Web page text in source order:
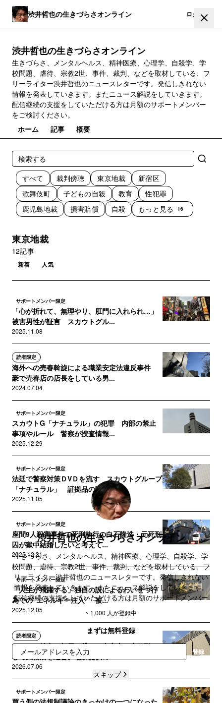
渋井哲也の生きづらさオンライン ログイン
渋井哲也の生きづらさオンライン
生きづらさ、メンタルヘルス、精神医療、心理学、自殺学、学
校問題、虐待、宗教2世、事件、裁判、などを取材している、フ
リーライター渋井哲也のニュースレターです。発信しきれない
情報を発表していきます。またニュース解説をしていきます。
配信継続の支援をしていただける方は月額のサポートメンバー
をご検討ください。
ホーム
記事 概要
すべて 裁判傍聴 東京地裁
新宿区
歌舞伎町
子どもの自殺 教育
性犯罪
鹿児島地裁
損害賠償 自殺 もっと見る 16
東京地裁
12記事
新着 人気
サポートメンバー限定
「心が折れて、無理やり、肛門に入れられ…」
被害男性が証言 スカウトグル...
2025.11.08
読者限定
海外への売春斡旋による職業安定法違反事件
豪で売春店の店長をしている男...
2024.07.04
サポートメンバー限定
スカウトG「ナチュラル」の犯罪 内部の禁止
事項やルール 警察が捜査情報...
2025.12.29
サポートメンバー限定
法廷で警察対策ＤVＤを流す スカウトグループ
「ナチュラル」 証拠品の動...
2025.11.05
サポートメンバー限定
座間9人殺害事件で死刑執行の白石隆浩・元死刑
囚が獄中結婚したいと考えて...
2025.12.31
サポートメンバー限定
「人生が飛躍する」独自の説によるわいせつ行
為での“エネルギー注入” 被...
2025.12.05
読者限定
ホテルの特定の部屋を貸し、事実上の店舗型と
して風俗店を経営。場所提供の...
2026.07.06
サポートメンバー限定
渋井哲也の生きづらさオンライン
生きづらさ、メンタルヘルス、精神医療、心理学、自殺学、学
校問題、虐待、宗教2世、事件、裁判、などを取材している、フ
リーライター渋井哲也のニュースレターです。発信しきれない
情報を発表していきます。またニュース解説をしていきます。
配信継続の支援をしていただける方は月額のサポートメンバー
~ 1,000 人が登録中
まずは無料登録
登録
スキップ